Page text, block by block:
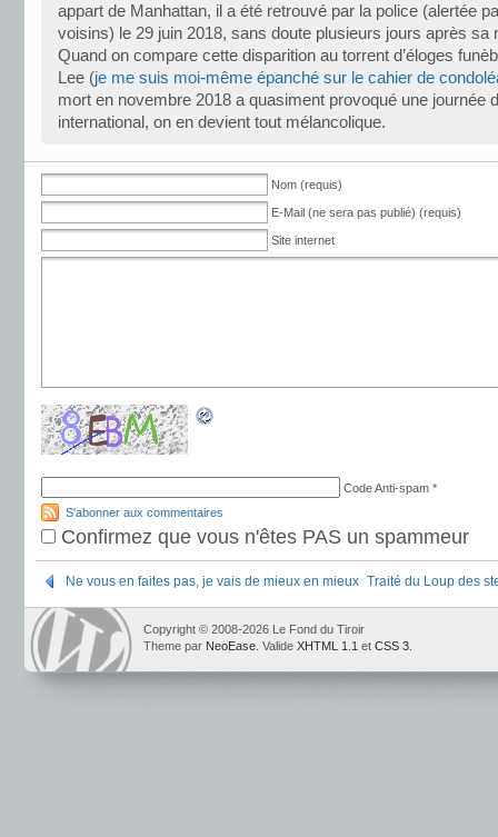
appart de Manhattan, il a été retrouvé par la police (alertée
voisins) le 29 juin 2018, sans doute plusieurs jours après sa
Quand on compare cette disparition au torrent d’éloges
Lee (je me suis moi-même épanché sur le cahier de
mort en novembre 2018 a quasiment provoqué une journée
international, on en devient tout mélancolique.
Nom (requis)
E-Mail (ne sera pas publié) (requis)
Site internet
Code Anti-spam *
S'abonner aux commentaires
Confirmez que vous n'êtes PAS un spammeur
Ne vous en faites pas, je vais de mieux en mieux Traité du Loup des
Copyright © 2008-2026 Le Fond du Tiroir
Theme par NeoEase . Valide XHTML 1.1 et CSS 3